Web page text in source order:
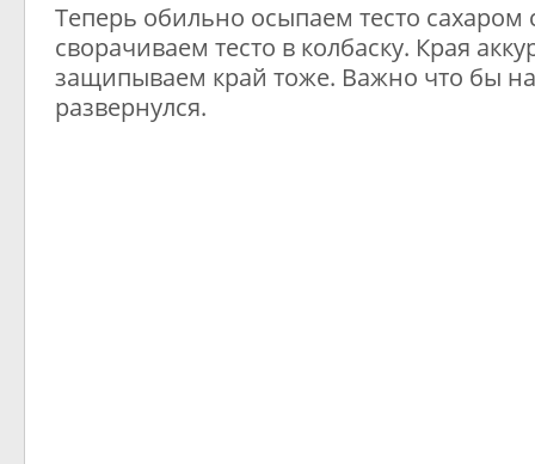
Теперь обильно осыпаем тесто сахаром
сворачиваем тесто в колбаску. Края
защипываем край тоже. Важно что бы
развернулся.